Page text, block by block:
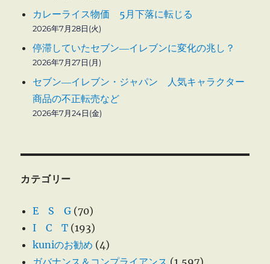
カレーライス物価 5月下落に転じる
2026年7月28日(火)
停滞していたセブン―イレブンに変化の兆し？
2026年7月27日(月)
セブン―イレブン・ジャパン 人気キャラクター
商品の不正転売など
2026年7月24日(金)
カテゴリー
E S G (70)
I C T (193)
kuniのお勧め (4)
ガバナンス＆コンプライアンス (1,597)